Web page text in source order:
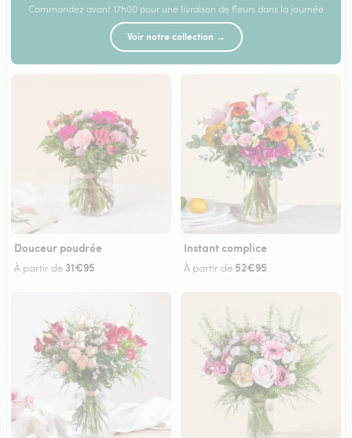
Commandez avant 17h00 pour une livraison de fleurs dans la journée
Voir notre collection →
Douceur poudrée
À partir de 31€95
Instant complice
À partir de 52€95